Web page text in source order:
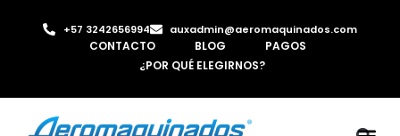
+57 3242656994 auxadmin@aeromaquinados.com
CONTACTO BLOG
PAGOS
¿POR QUÉ ELEGIRNOS?